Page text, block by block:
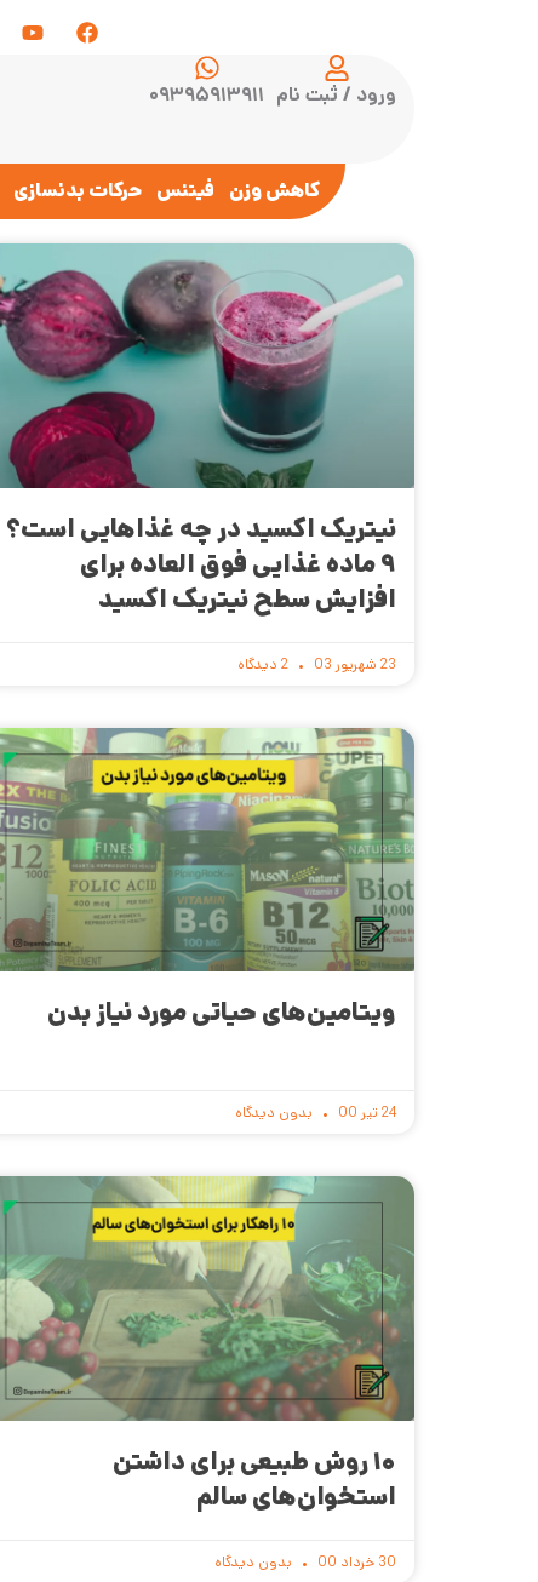
ورود / ثبت نام ۰۹۳۹۵۹۱۳۹۱۱
کاهش وزن فیتنس حرکات بدنسازی
نیتریک اکسید در چه غذاهایی است؟
۹ ماده غذایی فوق العاده برای
افزایش سطح نیتریک اکسید
23 شهریور 03
ویتامین‌های حیاتی مورد نیاز بدن
24 تیر 00 بدون دیدگاه
۱۰ روش طبیعی برای داشتن
استخوان‌های سالم
30 خرداد 00 بدون دیدگاه